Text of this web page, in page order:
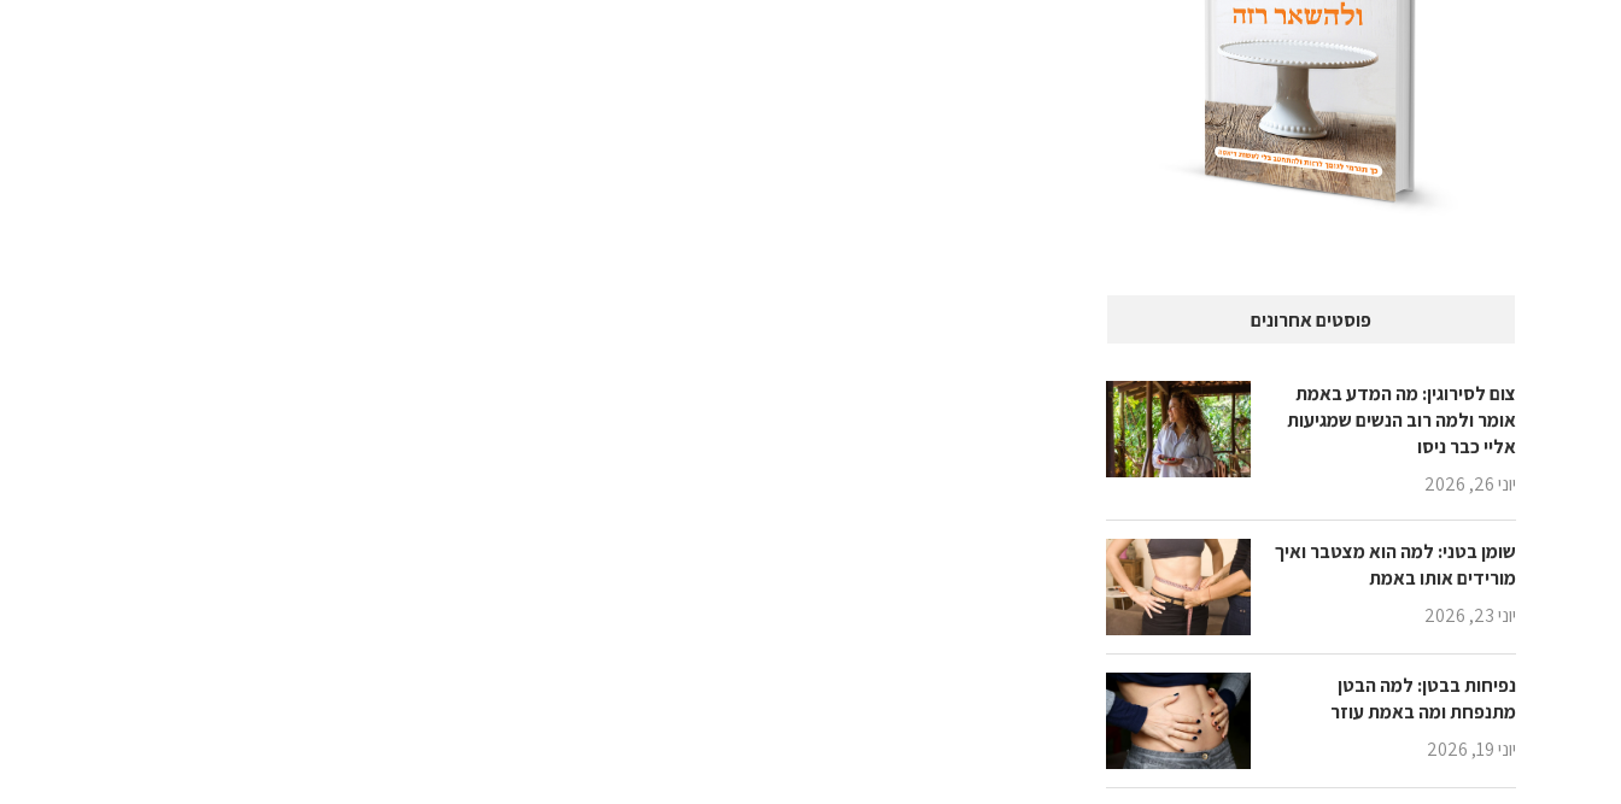
פוסטים אחרונים
צום לסירוגין: מה המדע באמת
אומר ולמה רוב הנשים שמגיעות
אליי כבר ניסו
יוני 26, 2026
שומן בטני: למה הוא מצטבר ואיך
מורידים אותו באמת
יוני 23, 2026
נפיחות בבטן: למה הבטן
מתנפחת ומה באמת עוזר
יוני 19, 2026